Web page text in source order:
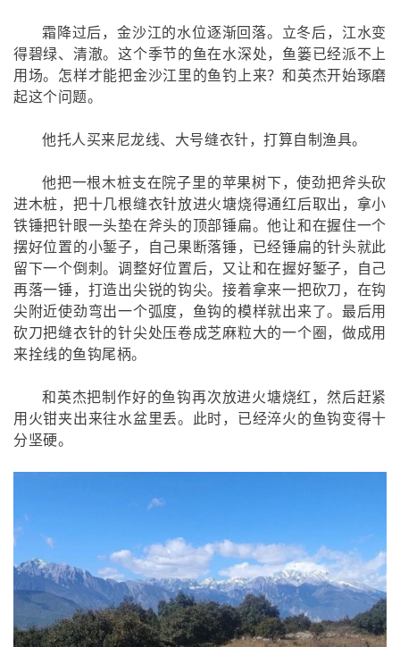
霜降过后，金沙江的水位逐渐回落。立冬后，江水变
得碧绿、清澈。这个季节的鱼在水深处，鱼篓已经派不上
用场。怎样才能把金沙江里的鱼钓上来？和英杰开始琢磨
起这个问题。
他托人买来尼龙线、大号缝衣针，打算自制渔具。
他把一根木桩支在院子里的苹果树下，使劲把斧头砍
进木桩，把十几根缝衣针放进火塘烧得通红后取出，拿小
铁锤把针眼一头垫在斧头的顶部锤扁。他让和在握住一个
摆好位置的小錾子，自己果断落锤，已经锤扁的针头就此
留下一个倒刺。调整好位置后，又让和在握好錾子，自己
再落一锤，打造出尖锐的钩尖。接着拿来一把砍刀，在钩
尖附近使劲弯出一个弧度，鱼钩的模样就出来了。最后用
砍刀把缝衣针的针尖处压卷成芝麻粒大的一个圈，做成用
来拴线的鱼钩尾柄。
和英杰把制作好的鱼钩再次放进火塘烧红，然后赶紧
用火钳夹出来往水盆里丢。此时，已经淬火的鱼钩变得十
分坚硬。